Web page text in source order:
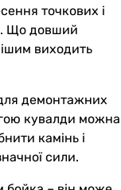
точкових і
Що довший
виходить
демонтажних
кувалди можна
камінь і
сили.